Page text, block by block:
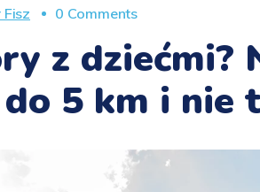
0 Comments
z dziećmi?
5 km i nie